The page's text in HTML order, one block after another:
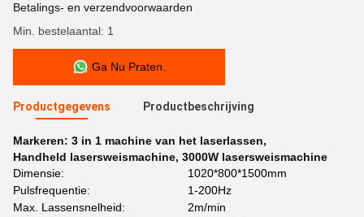
Betalings- en verzendvoorwaarden
Min. bestelaantal: 1
Ga Nu Praten.
Productgegevens Productbeschrijving
Markeren: 3 in 1 machine van het laserlassen,
Handheld lasersweismachine, 3000W lasersweismachine
Dimensie:
1020*800*1500mm
Pulsfrequentie:
1-200Hz
Max. Lassensnelheid:
2m/min